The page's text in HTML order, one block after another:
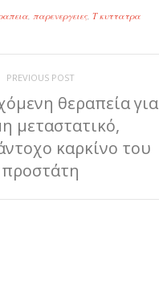
, παρενεργειες, Τ κυττατρα
PREVIOUS POST
θεραπεία για
μεταστατικό,
καρκίνο του
προστάτη